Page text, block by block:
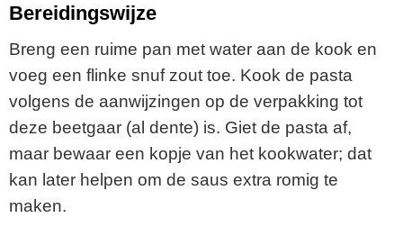
Bereidingswijze
Breng een ruime pan met water aan de kook en
voeg een flinke snuf zout toe. Kook de pasta
volgens de aanwijzingen op de verpakking tot
deze beetgaar (al dente) is. Giet de pasta af,
maar bewaar een kopje van het kookwater; dat
kan later helpen om de saus extra romig te
maken.